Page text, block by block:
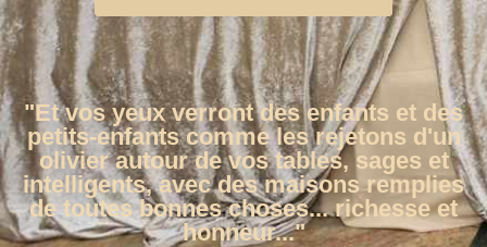
"Et vos yeux verront des enfants et des
petits-enfants comme les rejetons d'un
olivier autour de vos tables, sages et
intelligents, avec des maisons remplies
de toutes bonnes choses... richesse et
honneur..."